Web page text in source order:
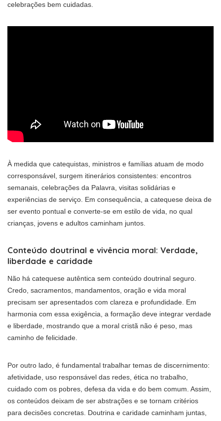
celebrações bem cuidadas.
À medida que catequistas, ministros e famílias atuam de modo
corresponsável, surgem itinerários consistentes: encontros
semanais, celebrações da Palavra, visitas solidárias e
experiências de serviço. Em consequência, a catequese deixa de
ser evento pontual e converte-se em estilo de vida, no qual
crianças, jovens e adultos caminham juntos.
Conteúdo doutrinal e vivência moral: Verdade,
liberdade e caridade
Não há catequese autêntica sem conteúdo doutrinal seguro.
Credo, sacramentos, mandamentos, oração e vida moral
precisam ser apresentados com clareza e profundidade. Em
harmonia com essa exigência, a formação deve integrar verdade
e liberdade, mostrando que a moral cristã não é peso, mas
caminho de felicidade.
Por outro lado, é fundamental trabalhar temas de discernimento:
afetividade, uso responsável das redes, ética no trabalho,
cuidado com os pobres, defesa da vida e do bem comum. Assim,
os conteúdos deixam de ser abstrações e se tornam critérios
para decisões concretas. Doutrina e caridade caminham juntas,